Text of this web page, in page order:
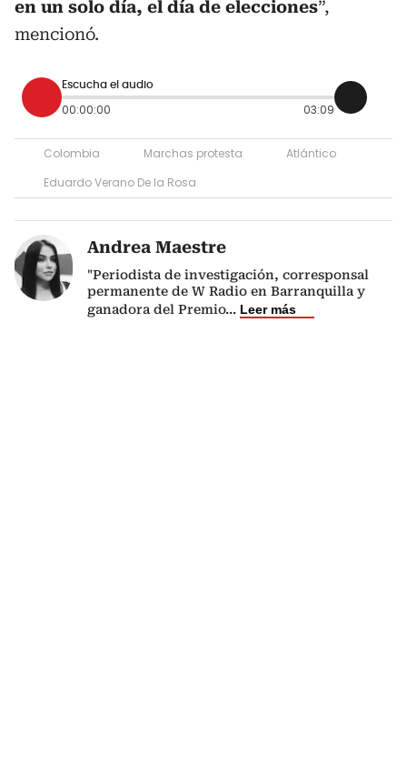
en un solo día, el día de elecciones”,
mencionó.
Escucha el audio
00:00:00 03:09
Colombia Marchas protesta
Atlántico
Eduardo Verano De la Rosa
Andrea Maestre
"Periodista de investigación, corresponsal
permanente de W Radio en Barranquilla y
ganadora del Premio... Leer más